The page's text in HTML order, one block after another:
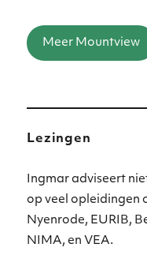
Meer Mountview
Lezingen
Ingmar adviseert
op veel opleidingen
Nyenrode, EURIB,
NIMA, en VEA.